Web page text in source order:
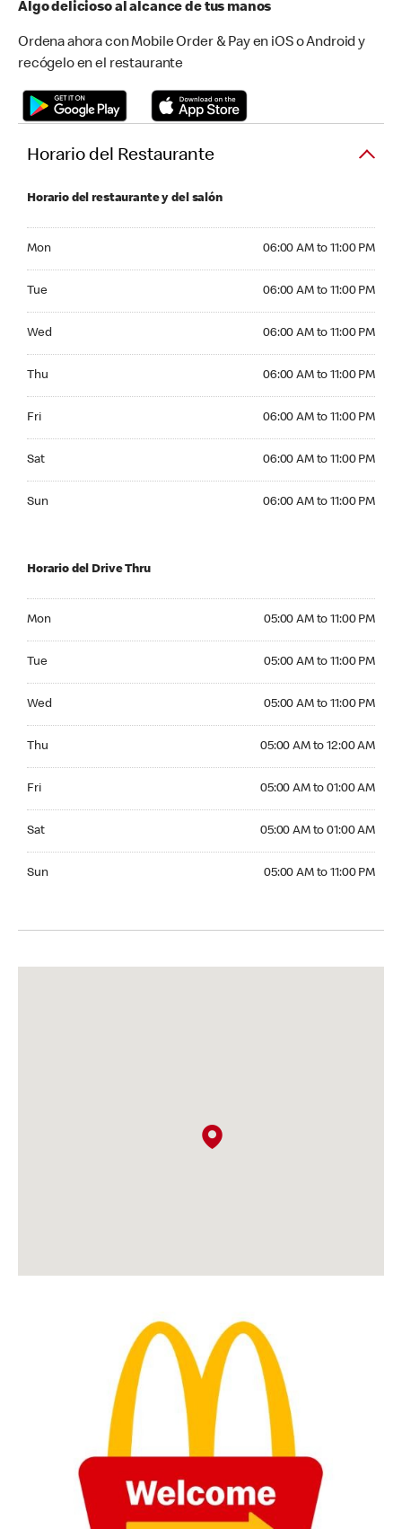
Algo delicioso al alcance de tus manos
Ordena ahora con Mobile Order & Pay en iOS o Android y
recógelo en el restaurante
Horario del Restaurante
Horario del restaurante y del salón
Mon 06:00 AM to 11:00 PM
Tue 06:00 AM to 11:00 PM
Wed 06:00 AM to 11:00 PM
Thu 06:00 AM to 11:00 PM
Fri 06:00 AM to 11:00 PM
Sat 06:00 AM to 11:00 PM
Sun 06:00 AM to 11:00 PM
Horario del Drive Thru
Mon 05:00 AM to 11:00 PM
Tue 05:00 AM to 11:00 PM
Wed 05:00 AM to 11:00 PM
Thu 05:00 AM to 12:00 AM
Fri 05:00 AM to 01:00 AM
Sat 05:00 AM to 01:00 AM
Sun 05:00 AM to 11:00 PM